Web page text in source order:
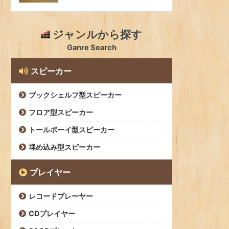
ジャンルから探す
Ganre Search
スピーカー
ブックシェルフ型スピーカー
フロア型スピーカー
トールボーイ型スピーカー
埋め込み型スピーカー
プレイヤー
レコードプレーヤー
CDプレイヤー